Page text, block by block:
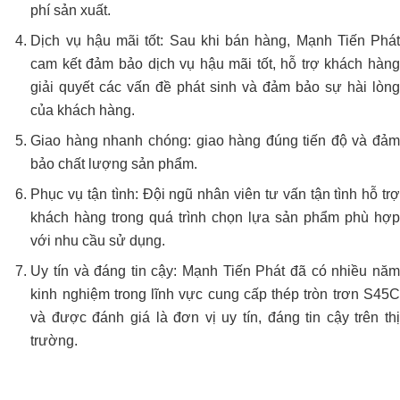
phí sản xuất.
Dịch vụ hậu mãi tốt: Sau khi bán hàng, Mạnh Tiến Phát
cam kết đảm bảo dịch vụ hậu mãi tốt, hỗ trợ khách hàng
giải quyết các vấn đề phát sinh và đảm bảo sự hài lòng
của khách hàng.
Giao hàng nhanh chóng: giao hàng đúng tiến độ và đảm
bảo chất lượng sản phẩm.
Phục vụ tận tình: Đội ngũ nhân viên tư vấn tận tình hỗ trợ
khách hàng trong quá trình chọn lựa sản phẩm phù hợp
với nhu cầu sử dụng.
Uy tín và đáng tin cậy: Mạnh Tiến Phát đã có nhiều năm
kinh nghiệm trong lĩnh vực cung cấp thép tròn trơn S45C
và được đánh giá là đơn vị uy tín, đáng tin cậy trên thị
trường.